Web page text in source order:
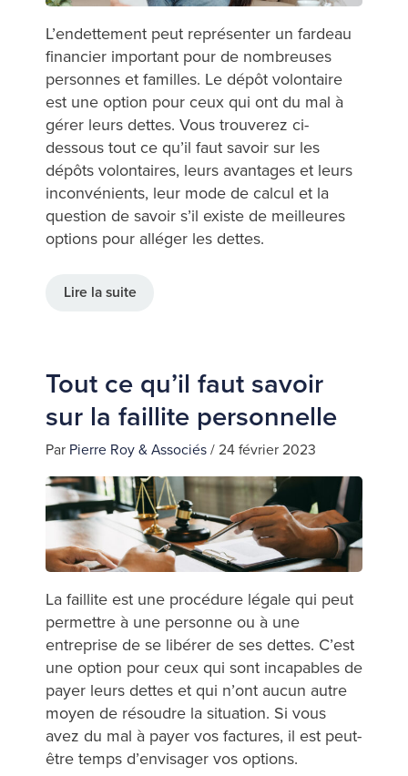
L’endettement peut représenter un fardeau
financier important pour de nombreuses
personnes et familles. Le dépôt volontaire
est une option pour ceux qui ont du mal à
gérer leurs dettes. Vous trouverez ci-
dessous tout ce qu’il faut savoir sur les
dépôts volontaires, leurs avantages et leurs
inconvénients, leur mode de calcul et la
question de savoir s’il existe de meilleures
options pour alléger les dettes.
Lire la suite
Tout ce qu’il faut savoir
sur la faillite personnelle
Par Pierre Roy & Associés / 24 février 2023
La faillite est une procédure légale qui peut
permettre à une personne ou à une
entreprise de se libérer de ses dettes. C’est
une option pour ceux qui sont incapables de
payer leurs dettes et qui n’ont aucun autre
moyen de résoudre la situation. Si vous
avez du mal à payer vos factures, il est peut-
être temps d’envisager vos options.